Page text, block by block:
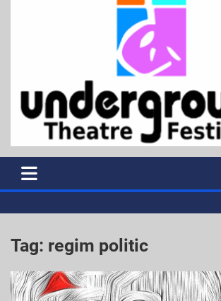
Tag: regim politic